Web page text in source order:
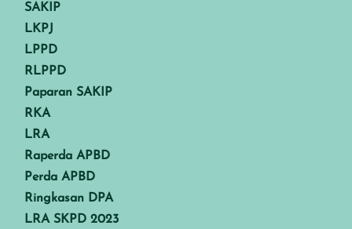
SAKIP
LKPJ
LPPD
RLPPD
Paparan SAKIP
RKA
LRA
Raperda APBD
Perda APBD
Ringkasan DPA
LRA SKPD 2023